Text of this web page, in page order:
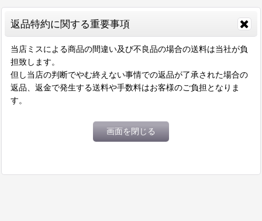
返品特約に関する重要事項
当店ミスによる商品の間違い及び不良品の場合の送料は当社が負
担致します。
但し当店の判断でやむ終えない事情での返品が了承された場合の
返品、返金で発生する送料や手数料はお客様のご負担となりま
す。
画面を閉じる